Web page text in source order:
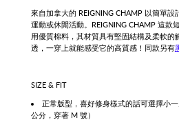
來自加拿大的 REIGNING CHAMP 以簡單
運動或休閒活動。REIGNING CHAMP 這款
用優質棉料，其材質具有堅固結構及柔軟的
透，一穿上就能感受它的高質感！同款另有
SIZE & FIT
正常版型，喜好修身樣式的話可選擇小
公分，穿著 M 號）